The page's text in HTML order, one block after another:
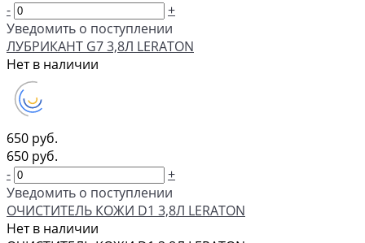
-
+
Уведомить о поступлении
ЛУБРИКАНТ G7 3,8Л LERATON
Нет в наличии
650 руб.
650 руб.
-
+
Уведомить о поступлении
ОЧИСТИТЕЛЬ КОЖИ D1 3,8Л LERATON
Нет в наличии